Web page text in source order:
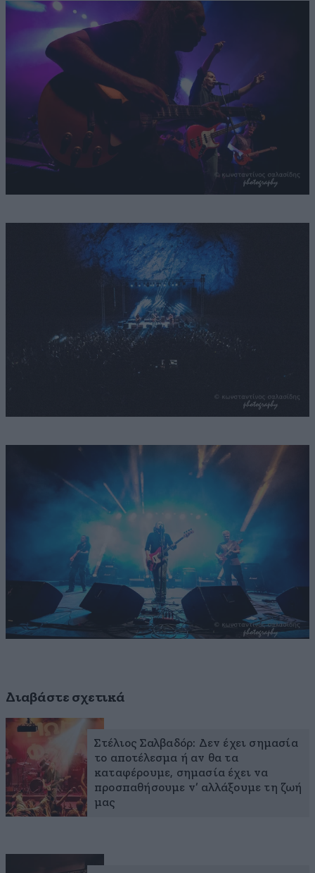
Διαβάστε σχετικά
Στέλιος Σαλβαδόρ: Δεν έχει σημασία
το αποτέλεσμα ή αν θα τα
καταφέρουμε, σημασία έχει να
προσπαθήσουμε ν’ αλλάξουμε τη ζωή
μας